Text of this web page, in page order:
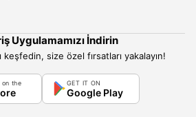
Uygulamamızı İndirin
keşfedin, size özel fırsatları yakalayın!
on the GET IT ON
Google Play